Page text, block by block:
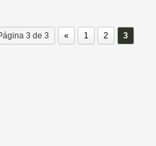
3 de 3 « 1 2 3